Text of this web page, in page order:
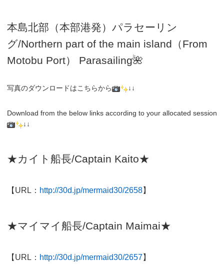
本島北部（本部港発）パラセーリン
グ/Northern part of the main island（From
Motobu Port）
Parasailing🌺
写真のダウンロードはこちらから ↓↓
Download from the below links according to your allocated session
↓↓
★カイト船長/Captain Kaito★
【URL： http://30d.jp/mermaid30/2658】
★マイマイ船長/Captain Maimai★
【URL： http://30d.jp/mermaid30/2657】